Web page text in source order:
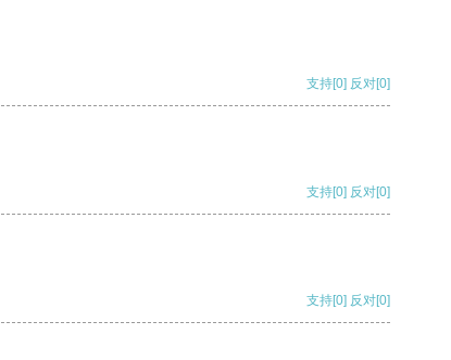
支持[0] 反对[0]
支持[0] 反对[0]
支持[0] 反对[0]